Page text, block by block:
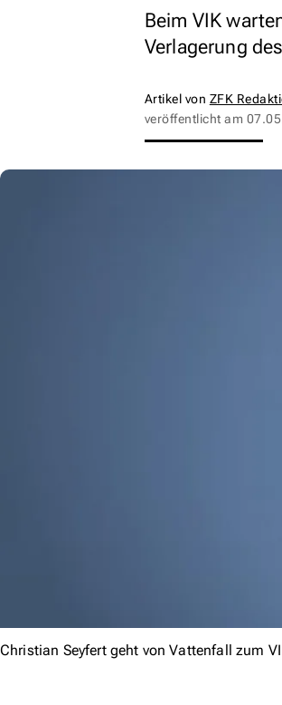
Beim VIK
Verlagerung
Artikel von ZFK
veröffentlicht am
Christian Seyfert geht von Vattenfall zum